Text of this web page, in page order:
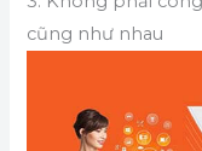
cũng như nhau